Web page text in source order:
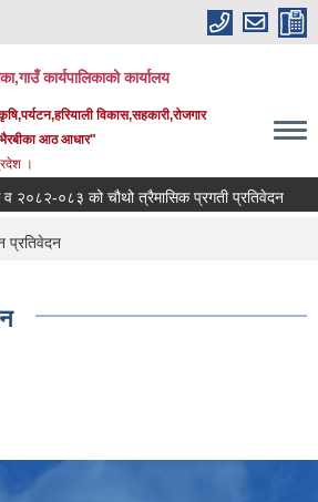
कार्यपालिकाको कार्यालय
विकास,सहकारी,रोजगार
भैरबीका आठ आधार"
।
०८३ को चौथो त्रैमासिक प्रगती प्रतिवेदन
प्रतिवेदन